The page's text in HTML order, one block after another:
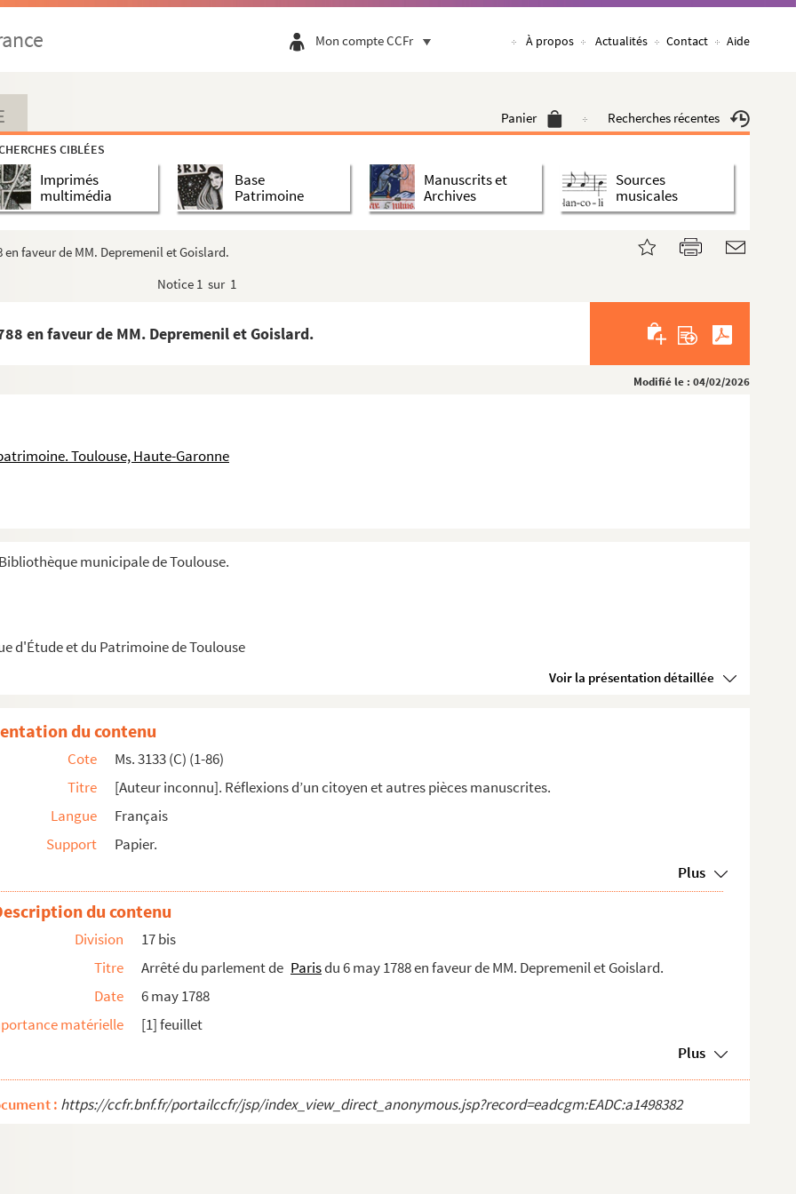
Mon compte CCFr À propos Actualités Contact Aide
Panier Recherches récentes
CIBLÉES
Imprimés
multimédia
Base
Patrimoine
Manuscrits et
Archives
Sources
musicales
faveur de MM. Depremenil et Goislard.
Notice 1 sur 1
en faveur de MM. Depremenil et Goislard.
Modifié le : 04/02/2026
Toulouse, Haute-Garonne
municipale de Toulouse.
d'Étude et du Patrimoine de Toulouse
Voir la présentation détaillée
Carmina
& justitia Traditus R.P. Rabaudy, familiae Dominica...
De Pelletier escuyer et ancien Capitoul, fait...
le Midi.
: Le roman de Flamenca, par René Nelli.
autres pièces manuscrites.
le 19 9bre 1787 pour servir de supl...
les notables citoiens de la ville de Grenoble
le 19 9bre 1787 ; pour servir de s...
de leur monarchie. Extrait de la vie de...
de MM. Depremenil et Goislard.
de l’ancien ordre de clergé de l’abbaye ...
de se remettre au porteur d’ordre. [suivi...
1788.
du dit Parlement. [2 mai 1788].
du samedi 3 may 1788.
l’honneur d’adresser à MM. les maire lieute...
du contenu
Cote
Ms. 3133 (C) (1-86)
Titre
[Auteur inconnu]. Réflexions d’un citoyen et autres pièces manuscrites.
Langue
Français
Support
Papier.
Plus
du contenu
Division
17 bis
Titre
Arrêté du parlement de Parisdu 6 may 1788 en faveur de MM. Depremenil et Goislard.
Date
6 may 1788
matérielle
[1] feuillet
Plus
: https://ccfr.bnf.fr/portailccfr/jsp/index_view_direct_anonymous.jsp?record=eadcgm:EADC:a1498382